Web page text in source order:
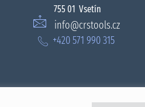
755 01 Vsetín
info@crstools.cz
+420 571 990 315